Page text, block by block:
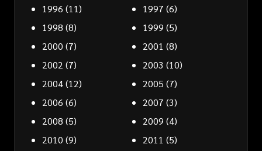
1996 (11) 1997 (6)
1998 (8) 1999 (5)
2000 (7) 2001 (8)
2002 (7) 2003 (10)
2004(12) 2005 (7)
2006 (6) 2007 (3)
2008 (5) 2009 (4)
2010 (9) 2011 (5)